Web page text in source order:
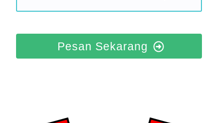
Pesan Sekarang